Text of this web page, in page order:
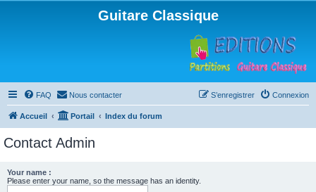
Guitare Classique
FAQ Nous contacter Connexion
S’enregistrer
Accueil Portail Index du forum
Contact Admin
Your name :
Please enter your name, so the message has an identity.